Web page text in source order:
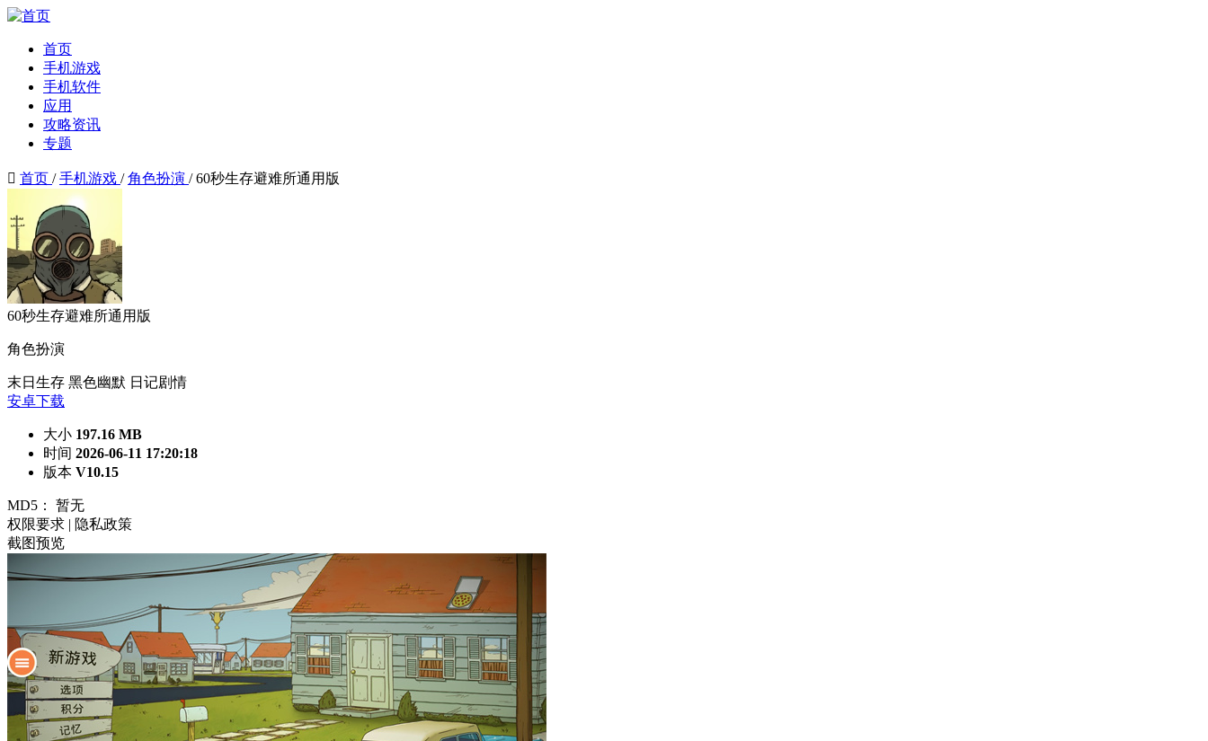
首页
手机游戏
手机软件
应用
攻略资讯
专题
 首页 / 手机游戏 / 角色扮演 / 60秒生存避难所通用版
60秒生存避难所通用版
角色扮演
末日生存 黑色幽默 日记剧情
安卓下载
大小 197.16 MB
时间 2026-06-11 17:20:18
版本 V10.15
MD5： 暂无
权限要求 | 隐私政策
截图预览